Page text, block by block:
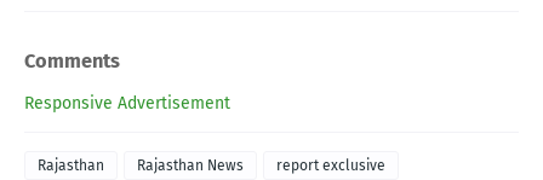
Comments
Responsive Advertisement
Rajasthan Rajasthan News
report exclusive